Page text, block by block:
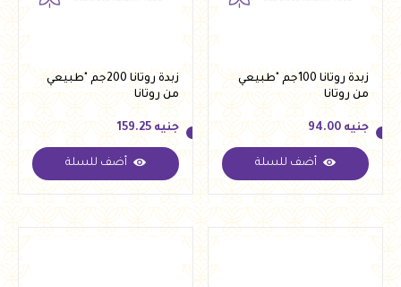
زبدة روتانا 100جم "طبيعي
من روتانا
جنيه
جنيه 94.00
أضف للسلة
زبدة روتانا 200جم "طبيعي
من روتانا
جنيه
جنيه 159.25
أضف للسلة